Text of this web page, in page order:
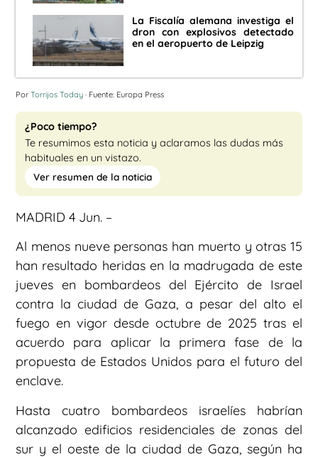
La Fiscalía alemana investiga el
dron con explosivos detectado
en el aeropuerto de Leipzig
Por Torrijos Today · Fuente: Europa Press
¿Poco tiempo?
Te resumimos esta noticia y aclaramos las dudas más
habituales en un vistazo.
Ver resumen de la noticia
MADRID 4 Jun. –
Al menos nueve personas han muerto y otras 15
han resultado heridas en la madrugada de este
jueves en bombardeos del Ejército de Israel
contra la ciudad de Gaza, a pesar del alto el
fuego en vigor desde octubre de 2025 tras el
acuerdo para aplicar la primera fase de la
propuesta de Estados Unidos para el futuro del
enclave.
Hasta cuatro bombardeos israelíes habrían
alcanzado edificios residenciales de zonas del
sur y el oeste de la ciudad de Gaza, según ha